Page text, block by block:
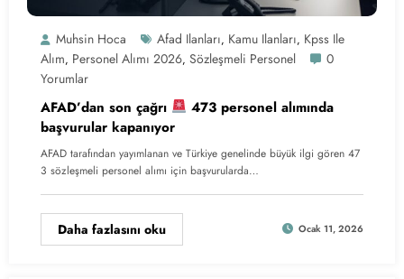
Muhsin Hoca Afad Ilanları, Kamu Ilanları, Kpss Ile
Alım, Personel Alımı 2026, Sözleşmeli Personel
0
Yorumlar
AFAD’dan son çağrı
473 personel alımında
başvurular kapanıyor
AFAD tarafından yayımlanan ve Türkiye genelinde büyük ilgi gören 47
3 sözleşmeli personel alımı için başvurularda…
Daha fazlasını oku Ocak 11, 2026